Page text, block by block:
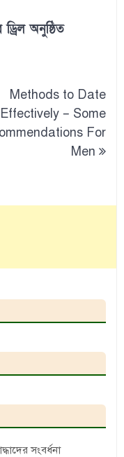
অনুষ্ঠিত
Methods to Date
Effectively – Some
For
Men
সংবর্ধনা